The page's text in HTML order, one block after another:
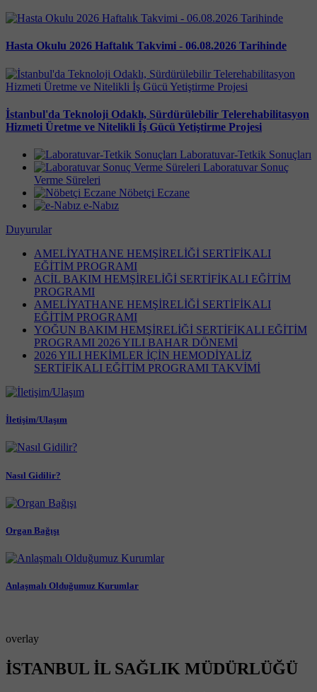
Hasta Okulu 2026 Haftalık Takvimi - 06.08.2026 Tarihinde
İstanbul'da Teknoloji Odaklı, Sürdürülebilir Telerehabilitasyon
Hizmeti Üretme ve Nitelikli İş Gücü Yetiştirme Projesi
Laboratuvar-Tetkik Sonuçları
Laboratuvar Sonuç
Verme Süreleri
Nöbetçi Eczane
e-Nabız
Duyurular
AMELİYATHANE HEMŞİRELİĞİ SERTİFİKALI
EĞİTİM PROGRAMI
ACİL BAKIM HEMŞİRELİĞİ SERTİFİKALI EĞİTİM
PROGRAMI
AMELİYATHANE HEMŞİRELİĞİ SERTİFİKALI
EĞİTİM PROGRAMI
YOĞUN BAKIM HEMŞİRELİĞİ SERTİFİKALI EĞİTİM
PROGRAMI 2026 YILI BAHAR DÖNEMİ
2026 YILI HEKİMLER İÇİN HEMODİYALİZ
SERTİFİKALI EĞİTİM PROGRAMI TAKVİMİ
İletişim/Ulaşım
Nasıl Gidilir?
Organ Bağışı
Anlaşmalı Olduğumuz Kurumlar
overlay
İSTANBUL İL SAĞLIK MÜDÜRLÜĞÜ